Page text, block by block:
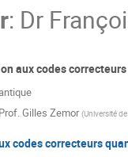
: Dr
aux codes
Prof.Gilles Zemor (Université
codes correcteurs